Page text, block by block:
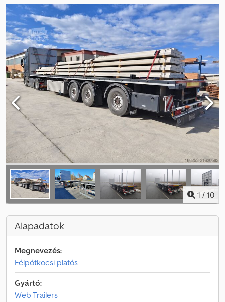
1 / 10
Alapadatok
Megnevezés:
Félpótkocsi platós
Gyártó:
Web Trailers